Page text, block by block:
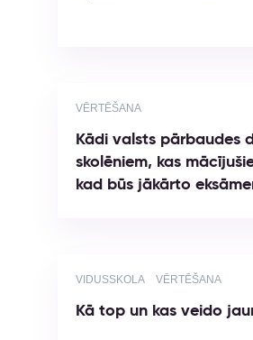
VĒRTĒŠANA
Kādi valsts pārbaudes
skolēniem, kas
kad būs jākārto
VIDUSSKOLA VĒRTĒŠANA
Kā top un kas veido